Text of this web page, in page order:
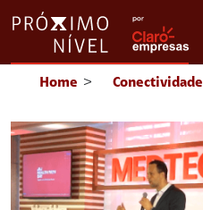
Home > Conectividade